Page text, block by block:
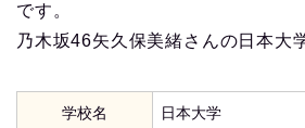
です。
乃木坂46矢久保美緒さんの日本大
学校名 日本大学